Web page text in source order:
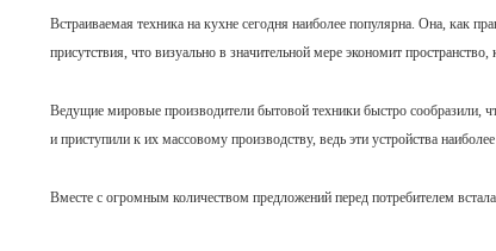
Встраиваемая техника на кухне сегодня наиболее популярна. Она, как
присутствия, что визуально в значительной мере экономит
Ведущие мировые производители бытовой техники быстро сообразили,
и приступили к их массовому производству, ведь эти устройства
Вместе с огромным количеством предложений перед потребителем